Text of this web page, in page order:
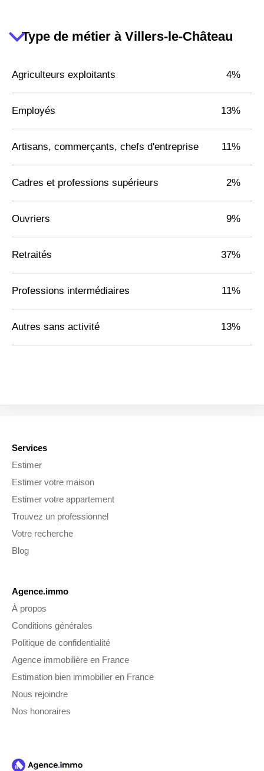
Type de métier à Villers-le-Château
Agriculteurs exploitants 4%
Employés 13%
Artisans, commerçants, chefs d'entreprise 11%
Cadres et professions supérieurs 2%
Ouvriers 9%
Retraités 37%
Professions intermédiaires 11%
Autres sans activité 13%
Services
Estimer
Estimer votre maison
Estimer votre appartement
Trouvez un professionnel
Votre recherche
Blog
Agence.immo
À propos
Conditions générales
Politique de confidentialité
Agence immobilière en France
Estimation bien immobilier en France
Nous rejoindre
Nos honoraires